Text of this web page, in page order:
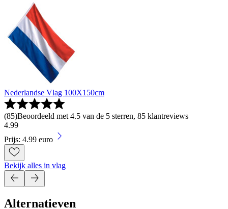
Nederlandse Vlag 100X150cm
(85)Beoordeeld met 4.5 van de 5 sterren, 85 klantreviews
4.99
Prijs: 4.99 euro
Bekijk alles in vlag
Alternatieven